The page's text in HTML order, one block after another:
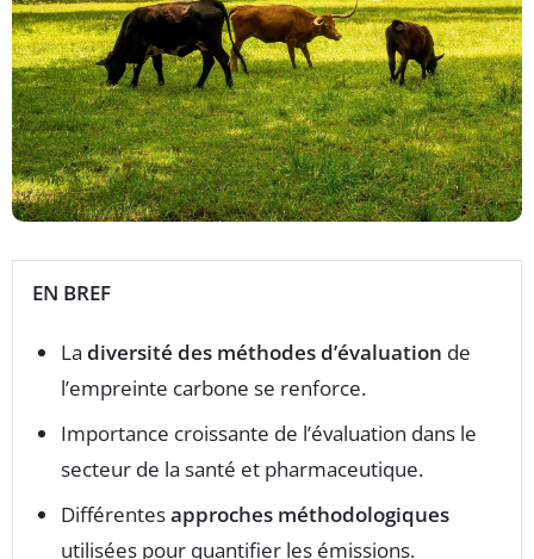
EN BREF
La diversité des méthodes d’évaluation de
l’empreinte carbone se renforce.
Importance croissante de l’évaluation dans le
secteur de la santé et pharmaceutique.
Différentesapproches méthodologiques
utilisées pour quantifier les émissions.